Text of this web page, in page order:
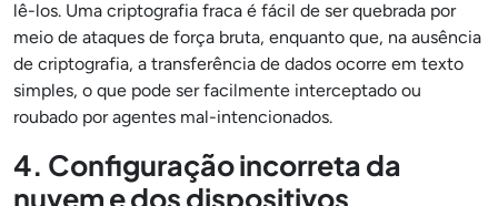
lê-los. Uma criptografia fraca é fácil de ser quebrada por
meio de ataques de força bruta, enquanto que, na ausência
de criptografia, a transferência de dados ocorre em texto
simples, o que pode ser facilmente interceptado ou
roubado por agentes mal-intencionados.
4. Configuração incorreta da
nuvem e dos dispositivos